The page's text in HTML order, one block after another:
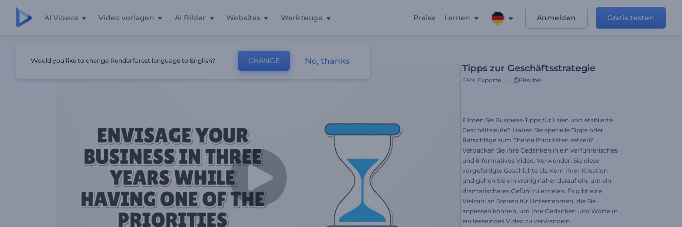
AI Videos Video vorlagen AI Bilder Websites Werkzeuge Preise Lernen Anmelden Gratis testen
Tipps zur Geschäftsstrategie
4M+ Exporte Flexibel
Filmen Sie Business-Tipps für Laien und etablierte
Geschäftsleute? Haben Sie spezielle Tipps oder
Ratschläge zum Thema Prioritäten setzen?
Verpacken Sie Ihre Gedanken in ein verführerisches
und informatives Video. Verwenden Sie diese
vorgefertigte Geschichte als Kern Ihrer Kreation
und gehen Sie ein wenig näher darauf ein, um ein
dramatischeres Gefühl zu erzielen. Es gibt eine
Vielzahl an Szenen für Unternehmen, die Sie
anpassen können, um Ihre Gedanken und Worte in
ein fesselndes Video zu verwandeln.
Would you like to change Renderforest language to English? CHANGE No, thanks